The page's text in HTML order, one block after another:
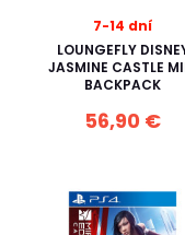
7-14 dní
LOUNGEFLY
JASMINE CASTLE
BACKPACK
56,90 €